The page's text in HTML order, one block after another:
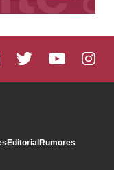
EditorialRumores